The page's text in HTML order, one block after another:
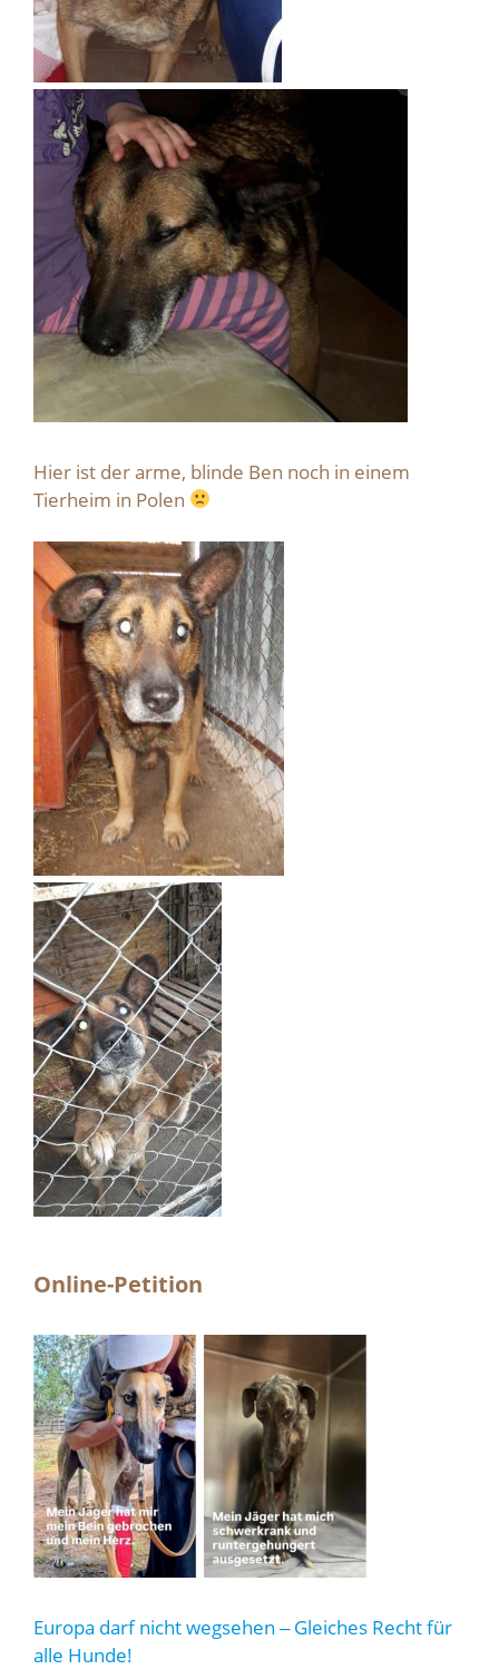
Hier ist der arme, blinde Ben noch in einem
Tierheim in Polen
Online-Petition
Europa darf nicht wegsehen ‒ Gleiches Recht für
alle Hunde!